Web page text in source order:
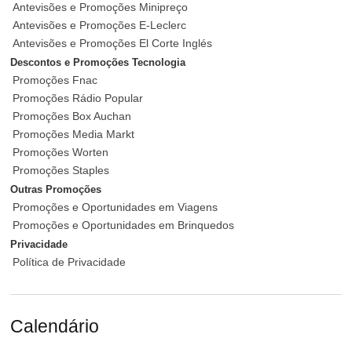
Antevisões e Promoções Minipreço
Antevisões e Promoções E-Leclerc
Antevisões e Promoções El Corte Inglés
Descontos e Promoções Tecnologia
Promoções Fnac
Promoções Rádio Popular
Promoções Box Auchan
Promoções Media Markt
Promoções Worten
Promoções Staples
Outras Promoções
Promoções e Oportunidades em Viagens
Promoções e Oportunidades em Brinquedos
Privacidade
Política de Privacidade
Calendário